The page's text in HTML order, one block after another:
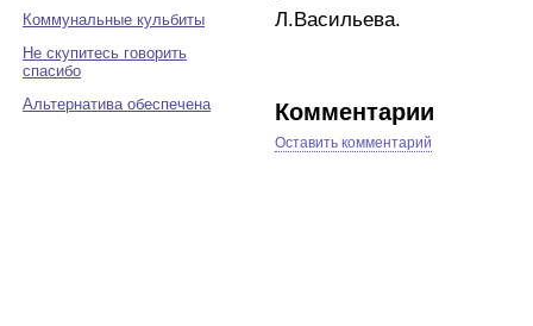
Коммунальные кульбиты
Не скупитесь говорить
спасибо
Альтернатива обеспечена
Л.Васильева.
Комментарии
Оставить комментарий